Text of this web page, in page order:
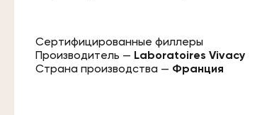
Сертифицированные филлеры
Производитель — Laboratoires Vivacy
Страна производства — Франция